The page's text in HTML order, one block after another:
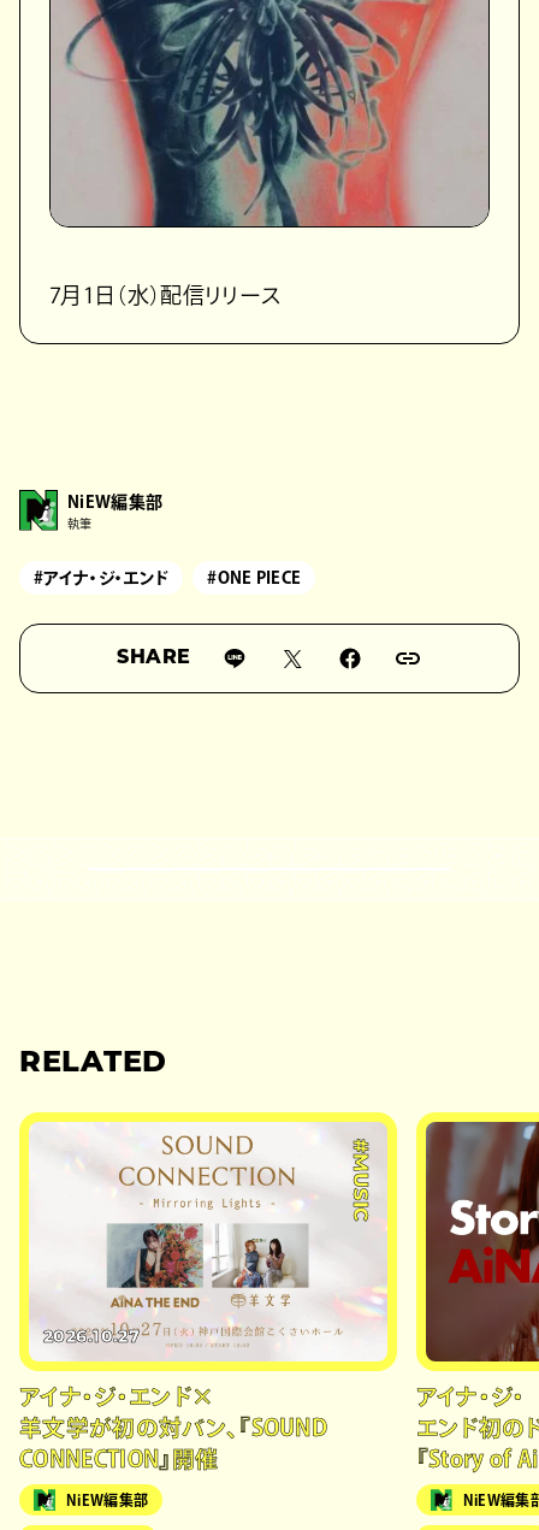
7月1日（水）配信リリース
NiEW編集部
執筆
#アイナ・ジ・エンド #ONE PIECE
SHARE
RELATED
#MUSIC
2026.10.27
アイナ・ジ・エンド×
羊文学が初の対バン、『SOUND
CONNECTION』開催
NiEW編集部
アイナ・ジ・
エンド初の
『Story of
NiEW編集